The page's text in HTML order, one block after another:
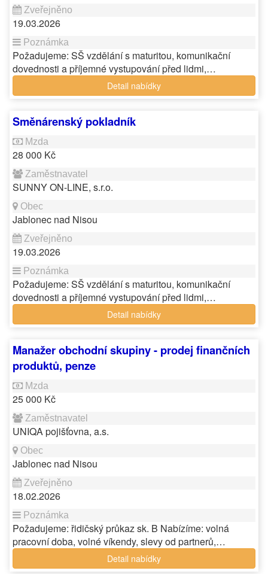
19.03.2026
Požadujeme: SŠ vzdělání s maturitou, komunikační
dovednosti a příjemné vystupování před lidmi,…
Detail nabídky
Směnárenský pokladník
28 000 Kč
SUNNY ON-LINE, s.r.o.
Jablonec nad Nisou
19.03.2026
Požadujeme: SŠ vzdělání s maturitou, komunikační
dovednosti a příjemné vystupování před lidmi,…
Detail nabídky
Manažer obchodní skupiny - prodej finančních
produktů, penze
25 000 Kč
UNIQA pojišťovna, a.s.
Jablonec nad Nisou
18.02.2026
Požadujeme: řidičský průkaz sk. B Nabízíme: volná
pracovní doba, volné víkendy, slevy od partnerů,…
Detail nabídky